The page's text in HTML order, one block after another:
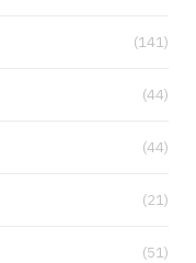
(141)
(44)
(44)
(21)
(51)